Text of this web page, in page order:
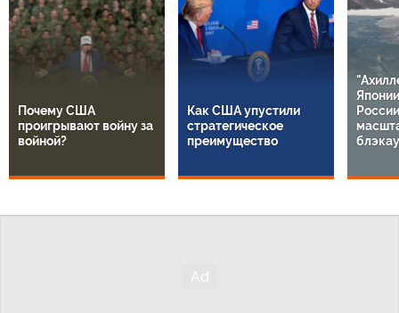
Почему США
проигрывают войну за
войной?
Как США упустили
стратегическое
преимущество